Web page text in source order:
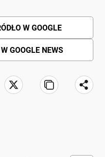
W GOOGLE
GOOGLE NEWS